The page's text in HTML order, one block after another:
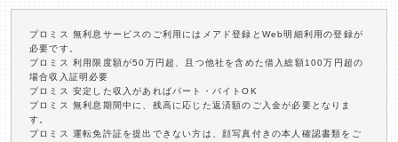
プロミス 無利息サービスのご利用にはメアド登録とWeb明細利用の登録が
必要です。
プロミス 利用限度額が50万円超、且つ他社を含めた借入総額100万円超の
場合収入証明必要
プロミス 安定した収入があればパート・バイトOK
プロミス 無利息期間中に、残高に応じた返済額のご入金が必要となりま
す。
プロミス 運転免許証を提出できない方は、顔写真付きの本人確認書類をご